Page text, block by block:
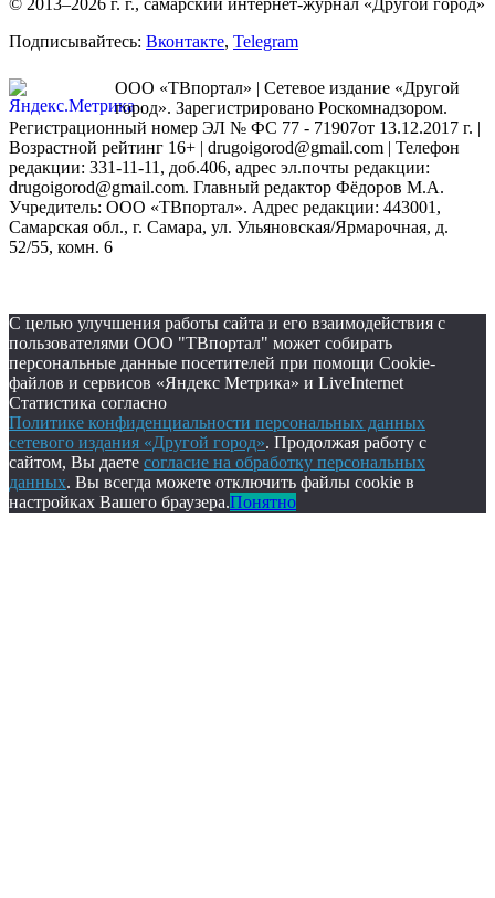
© 2013–2026 г. г., самарский интернет-журнал «Другой город»
Подписывайтесь: Вконтакте, Telegram
ООО «ТВпортал» | Сетевое издание «Другой
город». Зарегистрировано Роскомнадзором.
Регистрационный номер ЭЛ № ФС 77 - 71907от 13.12.2017 г. |
Возрастной рейтинг 16+ | drugoigorod@gmail.com | Телефон
редакции: 331-11-11, доб.406, адрес эл.почты редакции:
drugoigorod@gmail.com. Главный редактор Фёдоров М.А.
Учредитель: ООО «ТВпортал». Адрес редакции: 443001,
Самарская обл., г. Самара, ул. Ульяновская/Ярмарочная, д.
52/55, комн. 6
С целью улучшения работы сайта и его взаимодействия с
пользователями ООО "ТВпортал" может собирать
персональные данные посетителей при помощи Cookie-
файлов и сервисов «Яндекс Метрика» и LiveInternet
Статистика согласно
Политике конфиденциальности персональных данных
сетевого издания «Другой город». Продолжая работу с
сайтом, Вы даете согласие на обработку персональных
данных. Вы всегда можете отключить файлы cookie в
настройках Вашего браузера.Понятно